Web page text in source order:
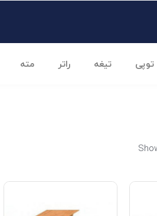
توپی تیغه راتر مته